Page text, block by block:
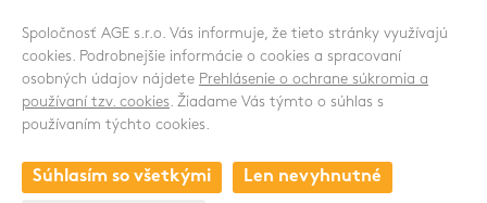
KONTAKT
SLEDUJTE NÁS
Spoločnosť AGE s.r.o. Vás informuje, že tieto stránky využívajú
cookies. Podrobnejšie informácie o cookies a spracovaní
osobných údajov nájdete Prehlásenie o ochrane súkromia a
používaní tzv. cookies. Žiadame Vás týmto o súhlas s
používaním týchto cookies.
Súhlasím so všetkými Len nevyhnutné